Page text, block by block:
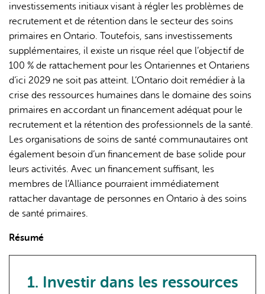
investissements initiaux visant à régler les problèmes de
recrutement et de rétention dans le secteur des soins
primaires en Ontario. Toutefois, sans investissements
supplémentaires, il existe un risque réel que l’objectif de
100 % de rattachement pour les Ontariennes et Ontariens
d’ici 2029 ne soit pas atteint. L’Ontario doit remédier à la
crise des ressources humaines dans le domaine des soins
primaires en accordant un financement adéquat pour le
recrutement et la rétention des professionnels de la santé.
Les organisations de soins de santé communautaires ont
également besoin d’un financement de base solide pour
leurs activités. Avec un financement suffisant, les
membres de l’Alliance pourraient immédiatement
rattacher davantage de personnes en Ontario à des soins
de santé primaires.
Résumé
1. Investir dans les ressources